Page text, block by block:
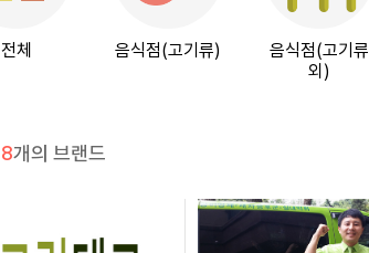
전체 음식점(고기류)
음식점(고기류
외)
8개의 브랜드